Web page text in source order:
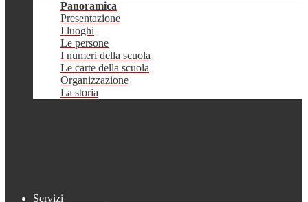
Panoramica
Presentazione
I luoghi
Le persone
I numeri della scuola
Le carte della scuola
Organizzazione
La storia
Servizi